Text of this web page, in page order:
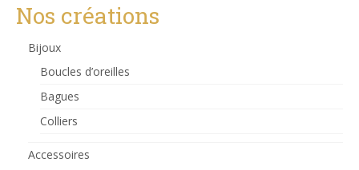
Nos créations
Bijoux
Boucles d’oreilles
Bagues
Colliers
Accessoires